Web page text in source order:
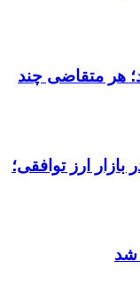
هر متقاضی چند
ارز توافقی؛
شد